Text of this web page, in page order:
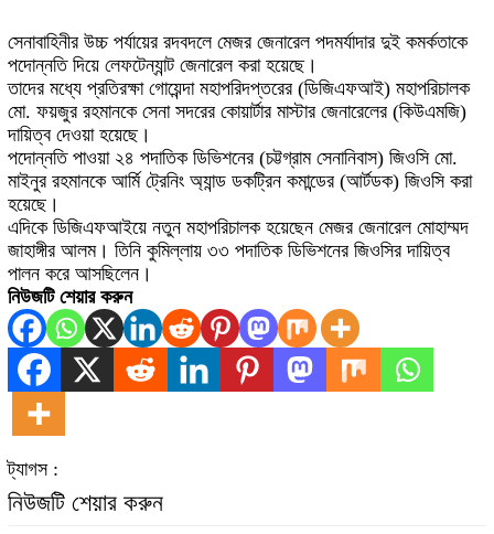
সেনাবাহিনীর উচ্চ পর্যায়ের রদবদলে মেজর জেনারেল পদমর্যাদার দুই কমর্কতাকে
পদোন্নতি দিয়ে লেফটেন্যান্ট জেনারেল করা হয়েছে।
তাদের মধ্যে প্রতিরক্ষা গোয়েন্দা মহাপরিদপ্তরের (ডিজিএফআই) মহাপরিচালক
মো. ফয়জুর রহমানকে সেনা সদরের কোয়ার্টার মাস্টার জেনারেলের (কিউএমজি)
দায়িত্ব দেওয়া হয়েছে।
পদোন্নতি পাওয়া ২৪ পদাতিক ডিভিশনের (চট্টগ্রাম সেনানিবাস) জিওসি মো.
মাইনুর রহমানকে আর্মি ট্রেনিং অ্যান্ড ডকট্রিন কমান্ডের (আর্টডক) জিওসি করা
হয়েছে।
এদিকে ডিজিএফআইয়ে নতুন মহাপরিচালক হয়েছেন মেজর জেনারেল মোহাম্মদ
জাহাঙ্গীর আলম। তিনি কুমিল্লায় ৩৩ পদাতিক ডিভিশনের জিওসির দায়িত্ব
পালন করে আসছিলেন।
নিউজটি শেয়ার করুন
ট্যাগস :
নিউজটি শেয়ার করুন